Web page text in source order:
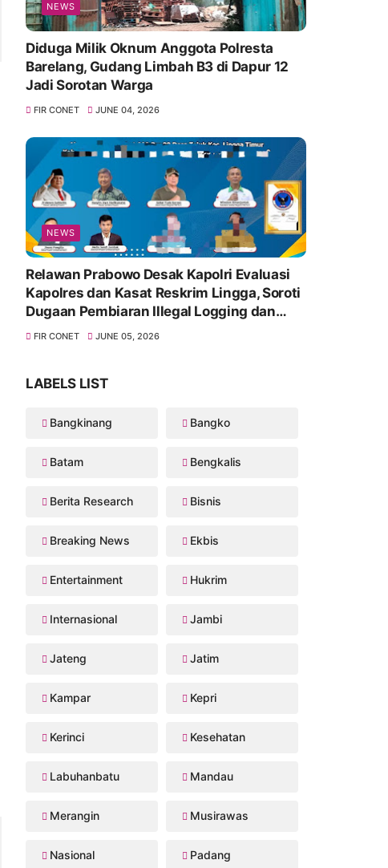
NEWS
Diduga Milik Oknum Anggota Polresta
Barelang, Gudang Limbah B3 di Dapur 12
Jadi Sorotan Warga
FIR CONET JUNE 04, 2026
NEWS
Relawan Prabowo Desak Kapolri Evaluasi
Kapolres dan Kasat Reskrim Lingga, Soroti
Dugaan Pembiaran Illegal Logging dan
Lambannya Penanganan Korupsi
FIR CONET JUNE 05, 2026
LABELS LIST
Bangkinang Bangko
Batam Bengkalis
Berita Research Bisnis
Breaking News Ekbis
Entertainment Hukrim
Internasional Jambi
Jateng Jatim
Kampar Kepri
Kerinci Kesehatan
Labuhanbatu Mandau
Merangin Musirawas
Nasional Padang